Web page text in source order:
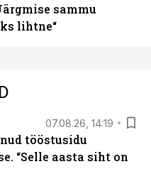
sammu
lihtne“
07.08.26, 14:19
tööstusidu
“Selle aasta siht on